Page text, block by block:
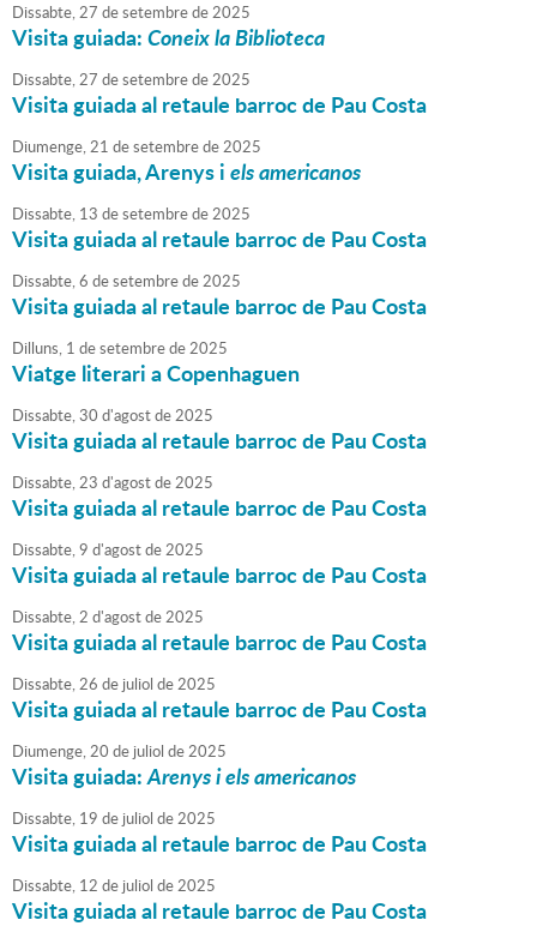
Dissabte,27 desetembrede2025
Visita guiada:Coneix la Biblioteca
Dissabte,27 desetembrede2025
Visita guiada al retaule barroc de Pau Costa
Diumenge,21 desetembrede2025
Visita guiada, Arenys iels americanos
Dissabte, 13 desetembrede2025
Visita guiada al retaule barroc de Pau Costa
Dissabte,6 desetembrede2025
Visita guiada al retaule barroc de Pau Costa
Dilluns, 1 desetembrede2025
Viatge literari a Copenhaguen
Dissabte,30 d'agostde2025
Visita guiada al retaule barroc de Pau Costa
Dissabte,23 d'agostde2025
Visita guiada al retaule barroc de Pau Costa
Dissabte,9 d'agostde2025
Visita guiada al retaule barroc de Pau Costa
Dissabte,2 d'agostde2025
Visita guiada al retaule barroc de Pau Costa
Dissabte,26 de juliol de2025
Visita guiada al retaule barroc de Pau Costa
Diumenge,20 de juliol de2025
Visita guiada:Arenys i els americanos
Dissabte, 19 de juliol de2025
Visita guiada al retaule barroc de Pau Costa
Dissabte, 12 de juliol de2025
Visita guiada al retaule barroc de Pau Costa